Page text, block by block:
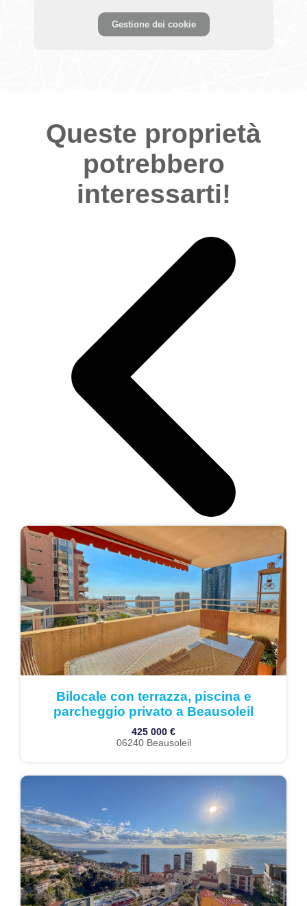
Gestione dei cookie
Queste proprietà
potrebbero
interessarti!
Bilocale con terrazza, piscina e
parcheggio privato a Beausoleil
425 000 €
06240 Beausoleil